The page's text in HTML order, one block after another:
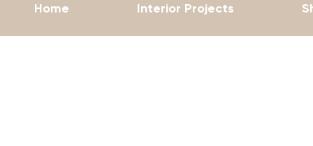
Home Interior Projects